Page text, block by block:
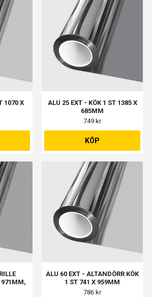
1070 X
ALU 25 EXT - KÖK 1 ST 1385 X
685MM
749 kr
KÖP
971MM,
KÖK 1
ALU 60 EXT - ALTANDÖRR KÖK
1 ST 741 X 959MM
786 kr